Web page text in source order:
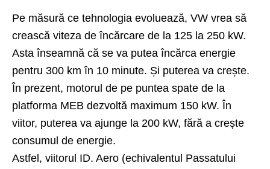
Pe măsură ce tehnologia evoluează, VW vrea să
crească viteza de încărcare de la 125 la 250 kW.
Asta înseamnă că se va putea încărca energie
pentru 300 km în 10 minute. Și puterea va crește.
În prezent, motorul de pe puntea spate de la
platforma MEB dezvoltă maximum 150 kW. În
viitor, puterea va ajunge la 200 kW, fără a crește
consumul de energie.
Astfel, viitorul ID. Aero (echivalentul Passatului